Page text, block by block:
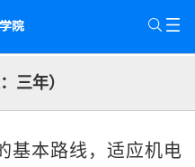
三年）
基本路线，适应机电